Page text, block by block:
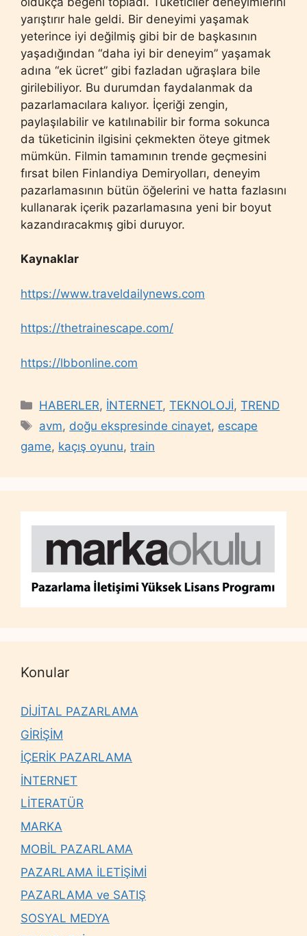
yarıştırır hale geldi. Bir deneyimi yaşamak
yeterince iyi değilmiş gibi bir de başkasının
yaşadığından “daha iyi bir deneyim” yaşamak
adına “ek ücret” gibi fazladan uğraşlara bile
girilebiliyor. Bu durumdan faydalanmak da
pazarlamacılara kalıyor. İçeriği zengin,
paylaşılabilir ve katılınabilir bir forma sokunca
da tüketicinin ilgisini çekmekten öteye gitmek
mümkün. Filmin tamamının trende geçmesini
fırsat bilen Finlandiya Demiryolları, deneyim
pazarlamasının bütün öğelerini ve hatta fazlasını
kullanarak içerik pazarlamasına yeni bir boyut
kazandıracakmış gibi duruyor.
Kaynaklar
https://www.traveldailynews.com
https://thetrainescape.com/
https://lbbonline.com
Categories
HABERLER, İNTERNET,TEKNOLOJİ,TREND
Tags
avm, doğu ekspresinde cinayet, escape
game, kaçış oyunu, train
Konular
DİJİTAL PAZARLAMA
GİRİŞİM
İÇERİK PAZARLAMA
İNTERNET
LİTERATÜR
MARKA
MOBİL PAZARLAMA
PAZARLAMA İLETİŞİMİ
PAZARLAMA ve SATIŞ
SOSYAL MEDYA